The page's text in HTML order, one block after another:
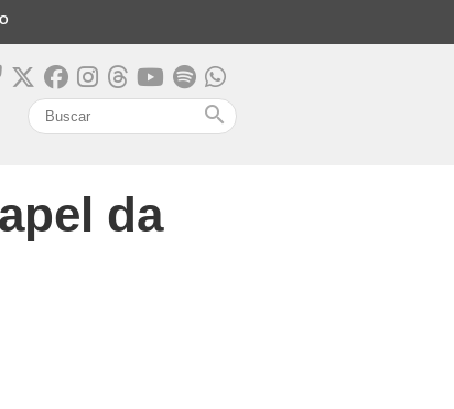
search
da